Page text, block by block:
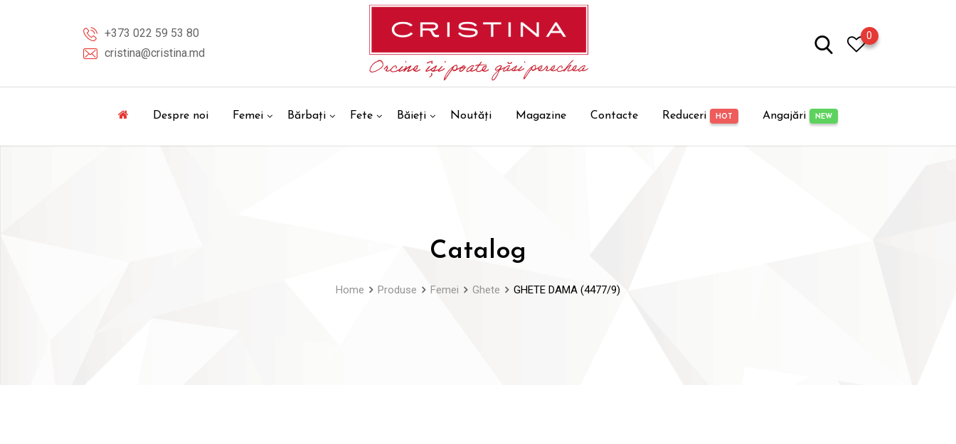
+373 022 59 53 80
cristina@cristina.md
0
Despre noi Femei Bărbați Fete Băieți Noutăți Magazine Contacte Reduceri HOT Angajări NEW
Catalog
Home Produse Femei Ghete GHETE DAMA (4477/9)